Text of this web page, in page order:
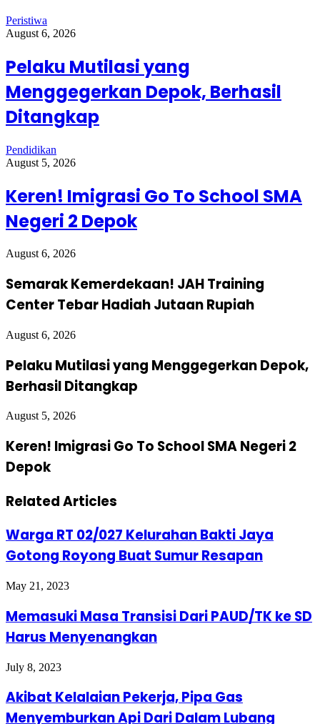
Peristiwa
August 6, 2026
Pelaku Mutilasi yang
Menggegerkan Depok, Berhasil
Ditangkap
Pendidikan
August 5, 2026
Keren! Imigrasi Go To School SMA
Negeri 2 Depok
August 6, 2026
Semarak Kemerdekaan! JAH Training
Center Tebar Hadiah Jutaan Rupiah
August 6, 2026
Pelaku Mutilasi yang Menggegerkan Depok,
Berhasil Ditangkap
August 5, 2026
Keren! Imigrasi Go To School SMA Negeri 2
Depok
Related Articles
Warga RT 02/027 Kelurahan Bakti Jaya
Gotong Royong Buat Sumur Resapan
May 21, 2023
Memasuki Masa Transisi Dari PAUD/TK ke SD
Harus Menyenangkan
July 8, 2023
Akibat Kelalaian Pekerja, Pipa Gas
Menyemburkan Api Dari Dalam Lubang